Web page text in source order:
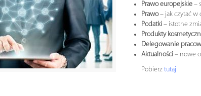
Prawo europejskie –
Prawo– jak czytać w
Podatki – istotne
Produkty
Delegowanie
Aktualności – nowe
Pobierz tutaj